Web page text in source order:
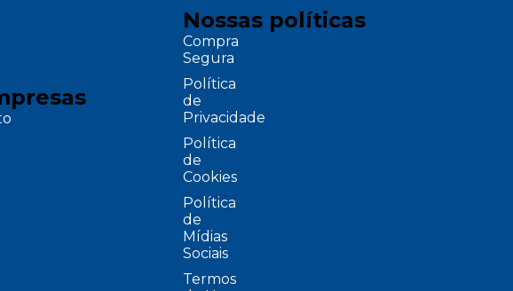
Nossas políticas
Compra
Segura
Política
de
Privacidade
Política
de
Cookies
Política
de
Mídias
Sociais
Termos